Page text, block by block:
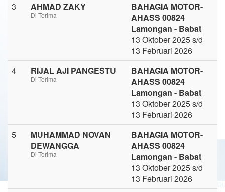
3
AHMAD ZAKY
Di Terima
BAHAGIA MOTOR-
AHASS 00824
Lamongan - Babat
13 Oktober 2025 s/d
13 Februari 2026
4
RIJAL AJI PANGESTU
Di Terima
BAHAGIA MOTOR-
AHASS 00824
Lamongan - Babat
13 Oktober 2025 s/d
13 Februari 2026
5
MUHAMMAD NOVAN
DEWANGGA
Di Terima
BAHAGIA MOTOR-
AHASS 00824
Lamongan - Babat
13 Oktober 2025 s/d
13 Februari 2026